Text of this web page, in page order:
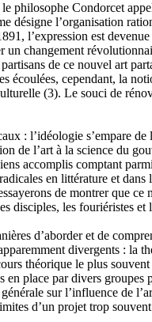
philosophe Condorcet
désigne l’organisation
l’expression est
changement
partisans de ce nouvel art
cependant, la
(3). Le souci de
: l’idéologie s’empare
de l’art à la science du
accomplis comptant
en littérature et dans
de montrer que
disciples, les fouriéristes
d’aborder et de
divergents : la
théorique le plus
place par divers
sur l’influence de
d’un projet trop